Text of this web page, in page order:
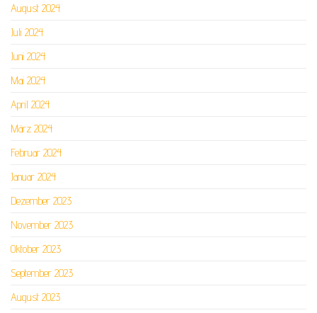
August 2024
Juli 2024
Juni 2024
Mai 2024
April 2024
März 2024
Februar 2024
Januar 2024
Dezember 2023
November 2023
Oktober 2023
September 2023
August 2023